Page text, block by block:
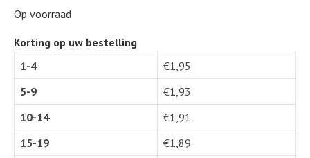
Op voorraad
Korting op uw bestelling
1-4
€1,95
5-9
€1,93
10-14
€1,91
15-19
€1,89